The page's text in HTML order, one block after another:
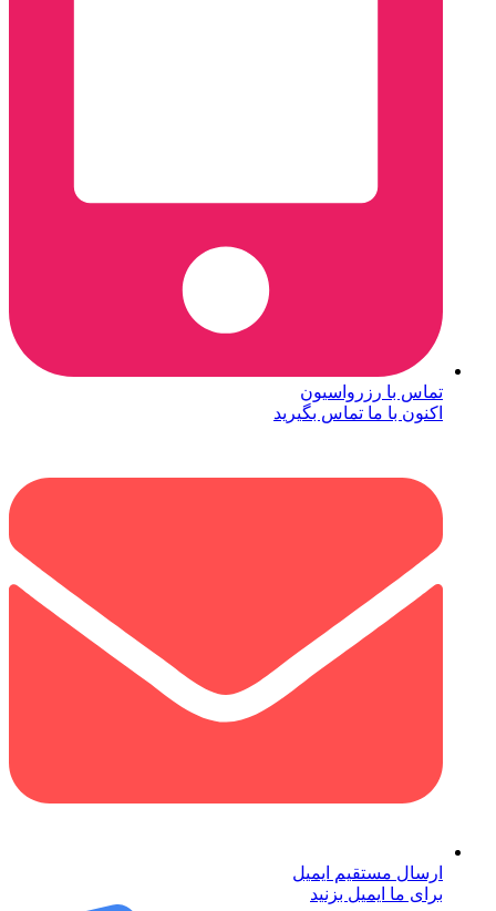
تماس با رزرواسیون
اکنون با ما تماس بگیرید
ارسال مستقیم ایمیل
برای ما ایمیل بزنید